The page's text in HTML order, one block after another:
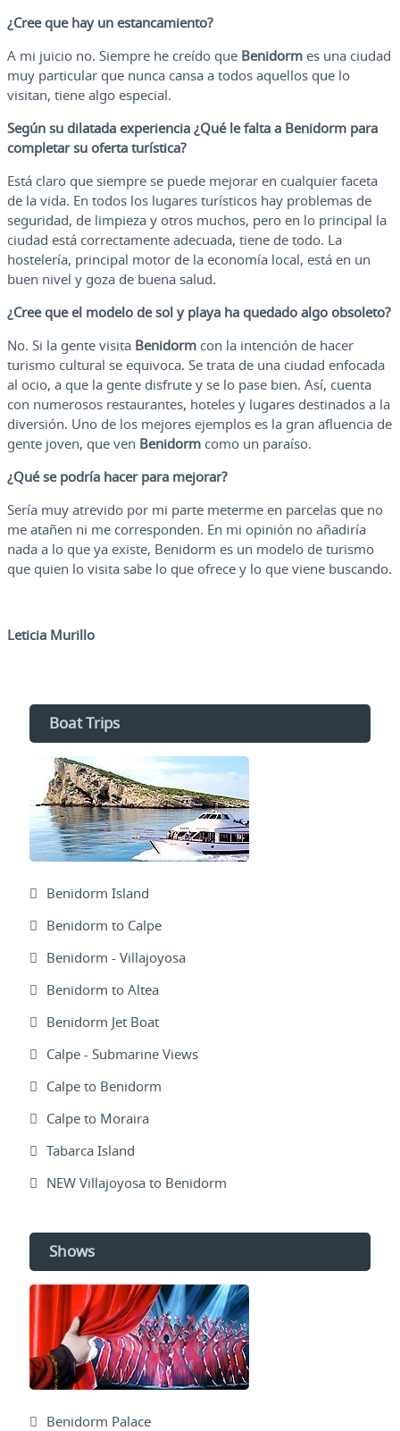
¿Cree que hay un estancamiento?
A mi juicio no. Siempre he creído que Benidorm es una ciudad
muy particular que nunca cansa a todos aquellos que lo
visitan, tiene algo especial.
Según su dilatada experiencia ¿Qué le falta a Benidorm para
completar su oferta turística?
Está claro que siempre se puede mejorar en cualquier faceta
de la vida. En todos los lugares turísticos hay problemas de
seguridad, de limpieza y otros muchos, pero en lo principal la
ciudad está correctamente adecuada, tiene de todo. La
hostelería, principal motor de la economía local, está en un
buen nivel y goza de buena salud.
¿Cree que el modelo de sol y playa ha quedado algo obsoleto?
No. Si la gente visita Benidorm con la intención de hacer
turismo cultural se equivoca. Se trata de una ciudad enfocada
al ocio, a que la gente disfrute y se lo pase bien. Así, cuenta
con numerosos restaurantes, hoteles y lugares destinados a la
diversión. Uno de los mejores ejemplos es la gran afluencia de
gente joven, que ven Benidorm como un paraíso.
¿Qué se podría hacer para mejorar?
Sería muy atrevido por mi parte meterme en parcelas que no
me atañen ni me corresponden. En mi opinión no añadiría
nada a lo que ya existe, Benidorm es un modelo de turismo
que quien lo visita sabe lo que ofrece y lo que viene buscando.
Leticia Murillo
Boat Trips
Benidorm Island
Benidorm to Calpe
Benidorm - Villajoyosa
Benidorm to Altea
Benidorm Jet Boat
Calpe - Submarine Views
Calpe to Benidorm
Calpe to Moraira
Tabarca Island
NEW Villajoyosa to Benidorm
Shows
Benidorm Palace